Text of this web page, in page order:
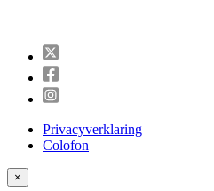
Visrecepten
op
Twitter
Visrecepten
op
Facebook
Visrecepten
Instagram
Privacyverklaring
Colofon
×